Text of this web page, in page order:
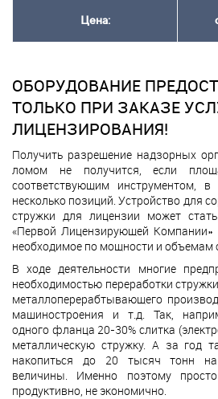
Цена:
ОБОРУДОВАНИЕ
ТОЛЬКО ПРИ ЗАКАЗЕ
ЛИЦЕНЗИРОВАНИЯ!
Получить разрешение надзорных
ломом не получится, если
соответствующим инструментом,
несколько позиций. Устройство для
стружки для лицензии может
«Первой Лицензирующей Компании»
необходимое по мощности и объемам
В ходе деятельности многие
необходимостью переработки
металлоперерабтывающего
машиностроения и т.д. Так,
одного фланца 20-30% слитка
металлическую стружку. А за год
накопиться до 20 тысяч тонн на
величины. Именно поэтому
продуктивно, не экономично.